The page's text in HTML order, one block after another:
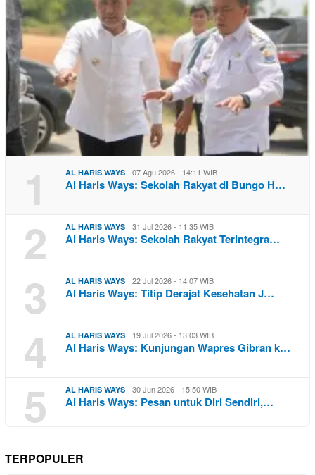
1 AL HARIS WAYS 07 Agu 2026 - 14:11 WIB
Al Haris Ways: Sekolah Rakyat di Bungo H…
2 AL HARIS WAYS 31 Jul 2026 - 11:35 WIB
Al Haris Ways: Sekolah Rakyat Terintegra…
3 AL HARIS WAYS 22 Jul 2026 - 14:07 WIB
Al Haris Ways: Titip Derajat Kesehatan J…
4 AL HARIS WAYS 19 Jul 2026 - 13:03 WIB
Al Haris Ways: Kunjungan Wapres Gibran k…
5 AL HARIS WAYS 30 Jun 2026 - 15:50 WIB
Al Haris Ways: Pesan untuk Diri Sendiri,…
TERPOPULER